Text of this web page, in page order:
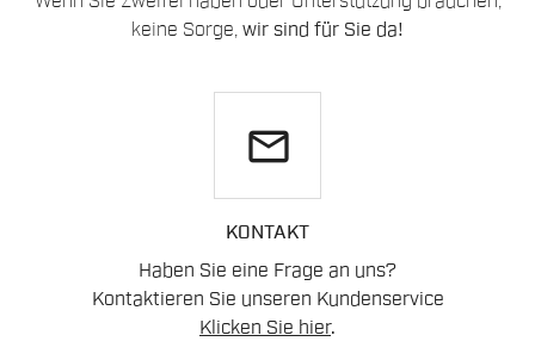
keine Sorge, wir sind für Sie da!
email
KONTAKT
Haben Sie eine Frage an uns?
Kontaktieren Sie unseren Kundenservice
Klicken Sie hier.